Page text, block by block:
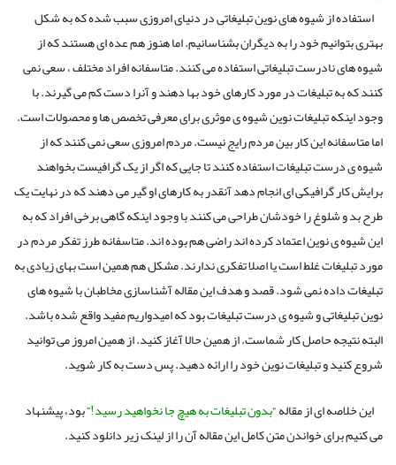
استفاده از شیوه های نوین تبلیغاتی در دنیای امروزی سبب شده که به شکل
بهتری بتوانیم خود را به دیگران بشناسانیم. اما هنوز هم عده ای هستند که از
شیوه های نادرست تبلیغاتی استفاده می کنند. متاسفانه افراد مختلف ، سعی نمی
کنند که به تبلیغات در مورد کارهای خود بها دهند و آنرا دست کم می گیرند. با
وجود اینکه تبلیغات نوین شیوه ی موثری برای معرفی تخصص ها و محصولات است.
اما متاسفانه این کار بین مردم رایج نیست. مردم امروزی سعی نمی کنند که از
شیوه ی درست تبلیغات استفاده کنند تا جایی که اگر از یک گرافیست بخواهند
برایش کار گرافیکی ای انجام دهد آنقدر به کارهای او گیر می دهند که در نهایت یک
طرح بد و شلوغ را خودشان طراحی می کنند با وجود اینکه گاهی برخی افراد که به
این شیوه ی نوین اعتماد کرده اند راضی هم بوده اند. متاسفانه طرز تفکر مردم در
مورد تبلیغات غلط است یا اصلا تفکری ندارند. مشکل هم همین است بهای زیادی به
تبلیغات داده نمی شود. قصد و هدف این مقاله آشناسازی مخاطبان با شیوه های
نوین تبلیغاتی و شیوه ی درست تبلیغات بود که امیدواریم مفید واقع شده باشد.
البته نتیجه حاصل کار شماست. از همین حالا آغاز کنید. از همین امروز می توانید
شروع کنید و تبلیغات نوین خود را ارائه دهید. پس دست به کار شوید.
این خلاصه ای از مقاله “بدون تبلیغات به هیچ جا نخواهید رسید!” بود، پیشنهاد
می کنیم برای خواندن متن کامل این مقاله آن را از لینک زیر دانلود کنید.